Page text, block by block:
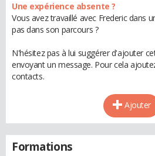
Une expérience absente ?
Vous avez travaillé avec Frederic dans
pas dans son parcours ?
N'hésitez pas à lui suggérer d'ajouter
envoyant un message. Pour cela
contacts.
Ajouter
Formations